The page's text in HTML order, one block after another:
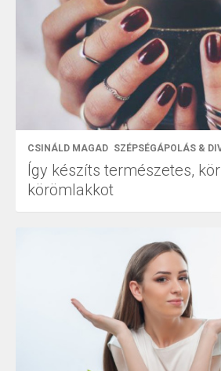
CSINÁLD MAGAD SZÉPSÉGÁPOLÁS &
Így készíts természetes,
körömlakkot